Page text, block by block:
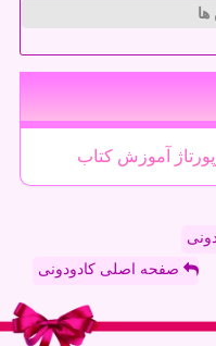
ها
آموزش كتاب
صفحه اصلی کادودونی